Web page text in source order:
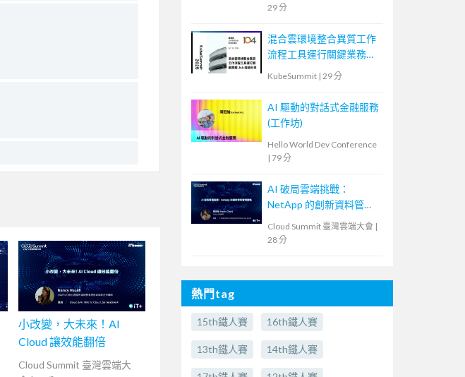
小改變，大未來！AI
Cloud 讓效能翻倍
Cloud Summit 臺灣雲端大
29 分
混合雲環境整合異質工作
流程工具運行關鍵業務
KubeSummit | 29 分
AI 驅動的對話式金融服務
(工作坊)
Hello World Dev Conference
| 79 分
AI 破局雲端挑戰：
NetApp 的創新資料管理
Cloud Summit 臺灣雲端大會 |
28 分
熱門tag
15th鐵人賽 16th鐵人賽
13th鐵人賽 14th鐵人賽